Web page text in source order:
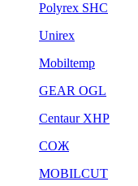
Polyrex SHC
Unirex
Mobiltemp
GEAR OGL
Centaur XHP
СОЖ
MOBILCUT